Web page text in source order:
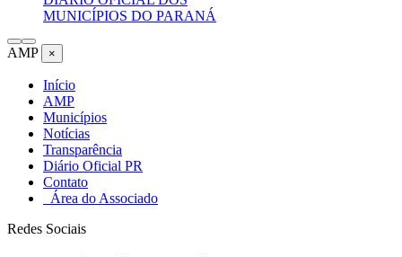
MUNICÍPIOS DO PARANÁ
AMP ×
Início
AMP
Municípios
Notícias
Transparência
Diário Oficial PR
Contato
Área do Associado
Redes Sociais